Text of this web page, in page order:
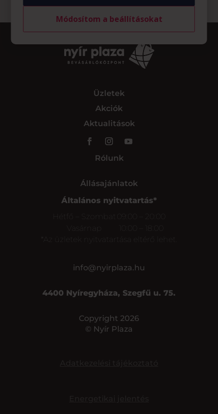
Üzletek
Akciók
Aktualitások
Rólunk
Állásajánlatok
Általános nyitvatartás*
Hétfő – Szombat
09:00 – 20:00
Vasárnap
*Az üzletek nyitvatartása eltérő lehet.
info@nyirplaza.hu
4400 Nyíregyháza, Szegfű u. 75.
Copyright 2026
© Nyír Plaza
Módosítom a beállításokat